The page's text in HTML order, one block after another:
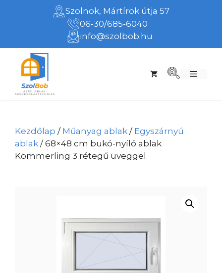
Szolnok, Mártírok útja 57
06-30/685-6040
info@szolbob.hu
Menü
Kezdőlap / Műanyag ablak / Egyszárnyú
ablak / 68×48 cm bukó-nyíló ablak
Kömmerling 3 rétegű üveggel